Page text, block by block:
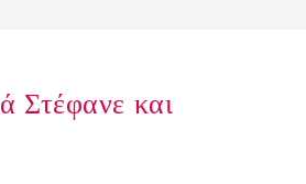
Στέφανε και